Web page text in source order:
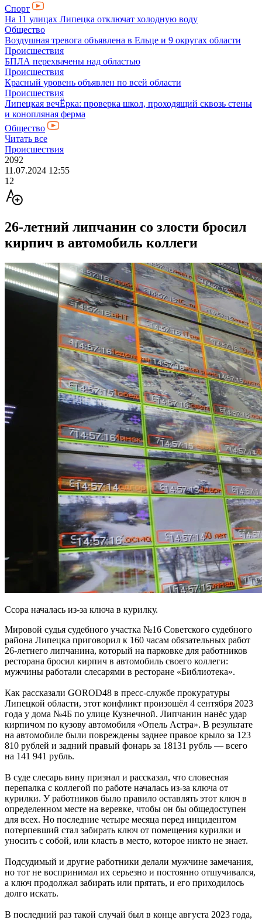
Спорт
На 11 улицах Липецка отключат холодную воду
Общество
Воздушная тревога объявлена в Ельце и 9 округах области
Происшествия
БПЛА перехвачены над областью
Происшествия
Красный уровень объявлен по всей области
Происшествия
Липецкая вечЁрка: проверка школ, проходящий сквозь стены
и конопляная ферма
Общество
Читать все
Происшествия
2092
11.07.2024 12:55
12
26-летний липчанин со злости бросил
кирпич в автомобиль коллеги
Ссора началась из-за ключа в курилку.
Мировой судья судебного участка №16 Советского судебного
района Липецка приговорил к 160 часам обязательных работ
26-летнего липчанина, который на парковке для работников
ресторана бросил кирпич в автомобиль своего коллеги:
мужчины работали слесарями в ресторане «Библиотека».
Как рассказали GOROD48 в пресс-службе прокуратуры
Липецкой области, этот конфликт произошёл 4 сентября 2023
года у дома №4Б по улице Кузнечной. Липчанин нанёс удар
кирпичом по кузову автомобиля «Опель Астра». В результате
на автомобиле были повреждены заднее правое крыло за 123
810 рублей и задний правый фонарь за 18131 рубль — всего
на 141 941 рубль.
В суде слесарь вину признал и рассказал, что словесная
перепалка с коллегой по работе началась из-за ключа от
курилки. У работников было правило оставлять этот ключ в
определенном месте на веревке, чтобы он бы общедоступен
для всех. Но последние четыре месяца перед инцидентом
потерпевший стал забирать ключ от помещения курилки и
уносить с собой, или класть в место, которое никто не знает.
Подсудимый и другие работники делали мужчине замечания,
но тот не воспринимал их серьезно и постоянно отшучивался,
а ключ продолжал забирать или прятать, и его приходилось
долго искать.
В последний раз такой случай был в конце августа 2023 года,